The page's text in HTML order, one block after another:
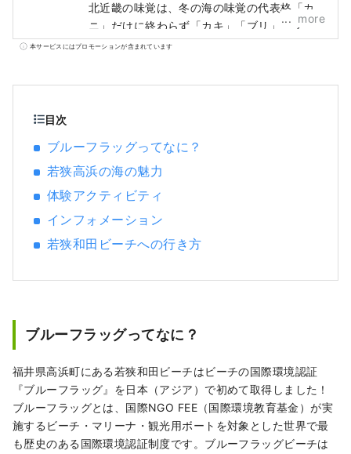
北近畿の味覚は、冬の海の味覚の代表格「カ
ニ」だけに終わらず「カキ」「ブリ」「フ
グ」、夏の「とり貝」「岩ガキ」「白いか」
more
本サービスにはプロモーションが含まれています
目次
ブルーフラッグってなに？
若狭高浜の海の魅力
体験アクティビティ
インフォメーション
若狭和田ビーチへの行き方
ブルーフラッグってなに？
福井県高浜町にある若狭和田ビーチはビーチの国際環境認証
『ブルーフラッグ』を日本（アジア）で初めて取得しました！
ブルーフラッグとは、国際NGO FEE（国際環境教育基金）が実
施するビーチ・マリーナ・観光用ボートを対象とした世界で最
も歴史のある国際環境認証制度です。ブルーフラッグビーチは